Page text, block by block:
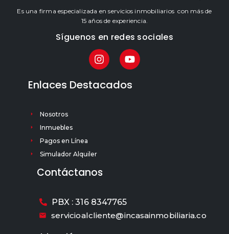
Es una firma especializada en servicios inmobiliarios con más de
15 años de experiencia.
Síguenos en redes sociales
Enlaces Destacados
Nosotros
Inmuebles
Pagos en Línea
Simulador Alquiler
Contáctanos
PBX : 316 8347765
servicioalcliente@incasainmobiliaria.co